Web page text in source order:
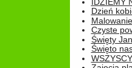
Dzień
Czyste
Święty
Święto